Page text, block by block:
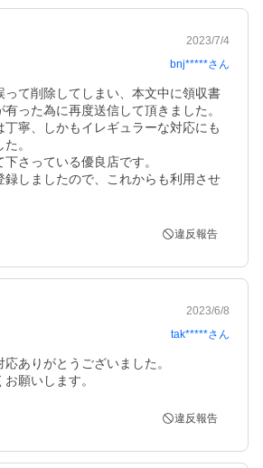
2023/7/4
bnj*****さん
って削除してしまい、本文中に領収書
った為に再度送信して頂きました。
寧、しかもイレギュラーな対応にも
。
さっている優良店です。
録しましたので、これからも利用させ
違反報告
2023/6/8
tak*****さん
ありがとうございました。
願いします。
違反報告